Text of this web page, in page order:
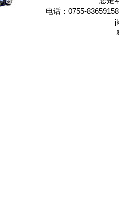
电话：0755-